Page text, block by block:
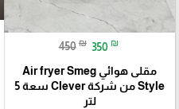
450 ₪ 350 ₪
مقلى هوائي Air fryer Smeg
Style من شركة Clever سعة 5
لتر